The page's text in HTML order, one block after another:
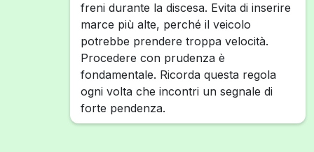
freni durante la discesa. Evita di inserire
marce più alte, perché il veicolo
potrebbe prendere troppa velocità.
Procedere con prudenza è
fondamentale. Ricorda questa regola
ogni volta che incontri un segnale di
forte pendenza.